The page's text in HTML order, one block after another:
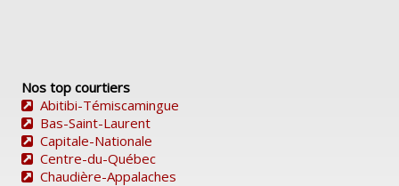
Nos top courtiers
Abitibi-Témiscamingue
Bas-Saint-Laurent
Capitale-Nationale
Centre-du-Québec
Chaudière-Appalaches